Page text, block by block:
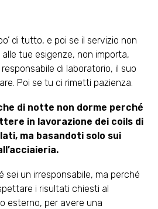
di tutto, e poi se il servizio non
tue esigenze, non importa,
di laboratorio, il suo
Poi se tu ci rimetti pazienza.
di notte non dorme perché
in lavorazione dei coils di
ma basandoti solo sui
sei un irresponsabile, ma perché
i risultati chiesti al
esterno, per avere una